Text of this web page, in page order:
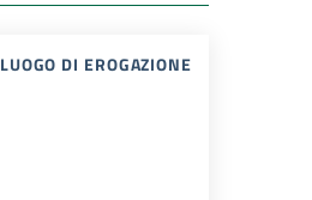
LUOGO DI EROGAZIONE